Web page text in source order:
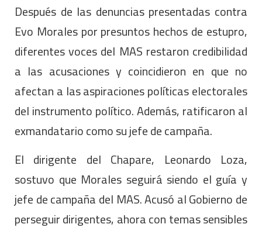
Después de las denuncias presentadas contra
Evo Morales por presuntos hechos de estupro,
diferentes voces del MAS restaron credibilidad
a las acusaciones y coincidieron en que no
afectan a las aspiraciones políticas electorales
del instrumento político. Además, ratificaron al
exmandatario como su jefe de campaña.
El dirigente del Chapare, Leonardo Loza,
sostuvo que Morales seguirá siendo el guía y
jefe de campaña del MAS. Acusó al Gobierno de
perseguir dirigentes, ahora con temas sensibles